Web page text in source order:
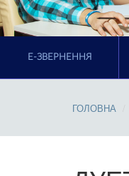
E-ЗВЕРНЕННЯ
ГОЛОВНА